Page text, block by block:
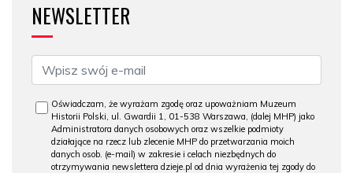
NEWSLETTER
Oświadczam, że wyrażam zgodę oraz upoważniam Muzeum
Historii Polski, ul. Gwardii 1, 01-538 Warszawa, (dalej MHP) jako
Administratora danych osobowych oraz wszelkie podmioty
działające na rzecz lub zlecenie MHP do przetwarzania moich
danych osob. (e-mail) w zakresie i celach niezbędnych do
otrzymywania newslettera dzieje.pl od dnia wyrażenia tej zgody do